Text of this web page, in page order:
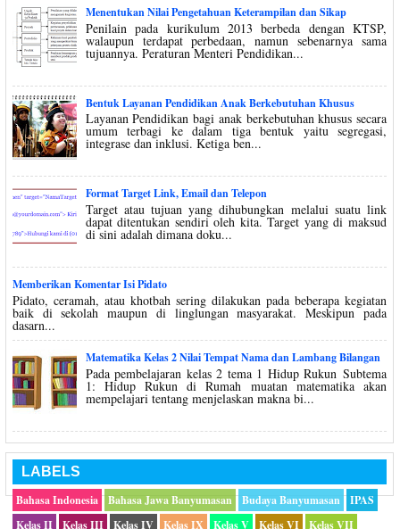
Menentukan Nilai Pengetahuan Keterampilan dan Sikap
Penilain pada kurikulum 2013 berbeda dengan KTSP,
walaupun terdapat perbedaan, namun sebenarnya sama
tujuannya. Peraturan Menteri Pendidikan...
Bentuk Layanan Pendidikan Anak Berkebutuhan Khusus
Layanan Pendidikan bagi anak berkebutuhan khusus secara
umum terbagi ke dalam tiga bentuk yaitu segregasi,
integrase dan inklusi. Ketiga ben...
Format Target Link, Email dan Telepon
Target atau tujuan yang dihubungkan melalui suatu link
dapat ditentukan sendiri oleh kita. Target yang di maksud
di sini adalah dimana doku...
Memberikan Komentar Isi Pidato
Pidato, ceramah, atau khotbah sering dilakukan pada beberapa kegiatan
baik di sekolah maupun di linglungan masyarakat. Meskipun pada
dasarn...
Matematika Kelas 2 Nilai Tempat Nama dan Lambang Bilangan
Pada pembelajaran kelas 2 tema 1 Hidup Rukun Subtema
1: Hidup Rukun di Rumah muatan matematika akan
mempelajari tentang menjelaskan makna bi...
LABELS
Bahasa Indonesia
Bahasa Jawa Banyumasan Budaya Banyumasan
IPAS
Kelas II
Kelas III Kelas IV Kelas IX Kelas V Kelas VI Kelas VII